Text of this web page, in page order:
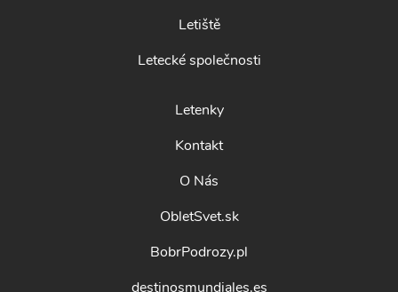
Letiště
Letecké společnosti
Letenky
Kontakt
O Nás
ObletSvet.sk
BobrPodrozy.pl
destinosmundiales.es